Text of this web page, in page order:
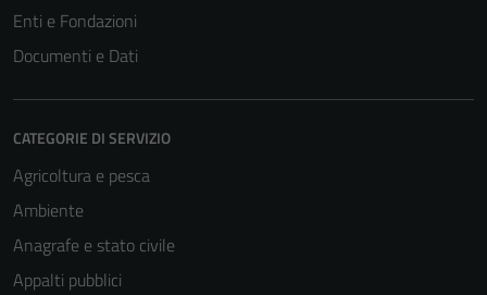
Enti e Fondazioni
Documenti e Dati
CATEGORIE DI SERVIZIO
Agricoltura e pesca
Ambiente
Anagrafe e stato civile
Appalti pubblici